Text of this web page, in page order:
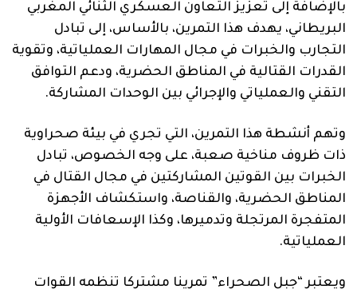
بالإضافة إلى تعزيز التعاون العسكري الثنائي المغربي
البريطاني، يهدف هذا التمرين، بالأساس، إلى تبادل
التجارب والخبرات في مجال المهارات العملياتية، وتقوية
القدرات القتالية في المناطق الحضرية، ودعم التوافق
التقني والعملياتي والإجرائي بين الوحدات المشاركة.
وتهم أنشطة هذا التمرين، التي تجري في بيئة صحراوية
ذات ظروف مناخية صعبة، على وجه الخصوص، تبادل
الخبرات بين القوتين المشاركتين في مجال القتال في
المناطق الحضرية، والقناصة، واستكشاف الأجهزة
المتفجرة المرتجلة وتدميرها، وكذا الإسعافات الأولية
العملياتية.
ويعتبر “جبل الصحراء” تمرينا مشتركا تنظمه القوات